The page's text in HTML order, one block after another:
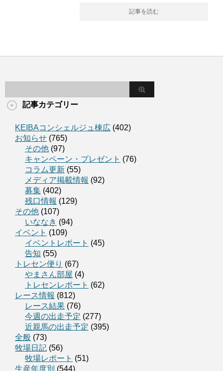
記事を読む
記事カテゴリー
KEIBAコンシェルジュ棟広 (402)
お知らせ (765)
その他 (97)
キャンペーン・プレゼント (76)
コラム更新 (55)
メディア掲載情報 (92)
募集 (402)
残口情報 (129)
その他 (107)
いななき (94)
イベント (109)
イベントレポート (45)
告知 (55)
トレセン便り (67)
やまさん部屋 (4)
トレセンレポート (62)
レース情報 (812)
レース結果 (76)
今週の出走予定 (277)
近親馬の出走予定 (395)
全般 (73)
牧場日記 (56)
牧場レポート (51)
生産年度別 (544)